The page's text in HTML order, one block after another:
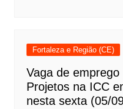
Fortaleza e Região (CE)
Vaga de
Projetos na ICC
nesta sexta (05/